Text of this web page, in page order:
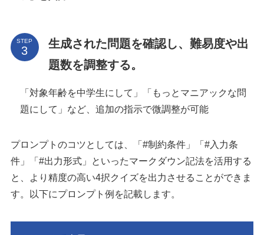
STEP
生成された問題を確認し、難易度や出
題数を調整する。
「対象年齢を中学生にして」「もっとマニアックな問
題にして」など、追加の指示で微調整が可能
プロンプトのコツとしては、「#制約条件」「#入力条
件」「#出力形式」といったマークダウン記法を活用する
と、より精度の高い4択クイズを出力させることができま
す。以下にプロンプト例を記載します。